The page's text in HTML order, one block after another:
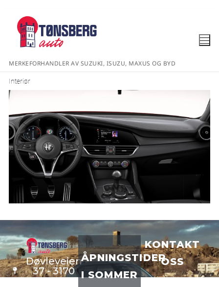
MERKEFORHANDLER AV SUZUKI, ISUZU, MAXUS OG BYD
Interiør
Døvleveien
37 - 3170
Sem
ÅPNINGSTIDER
I SOMMER
KONTAKT
OSS